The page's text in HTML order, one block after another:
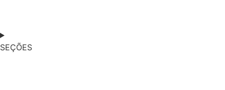
SEÇÕES